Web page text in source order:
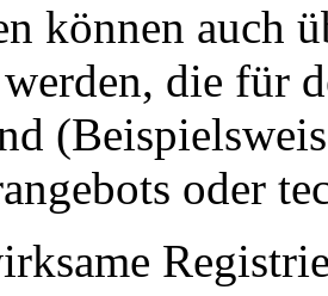
können auch
die für
oder